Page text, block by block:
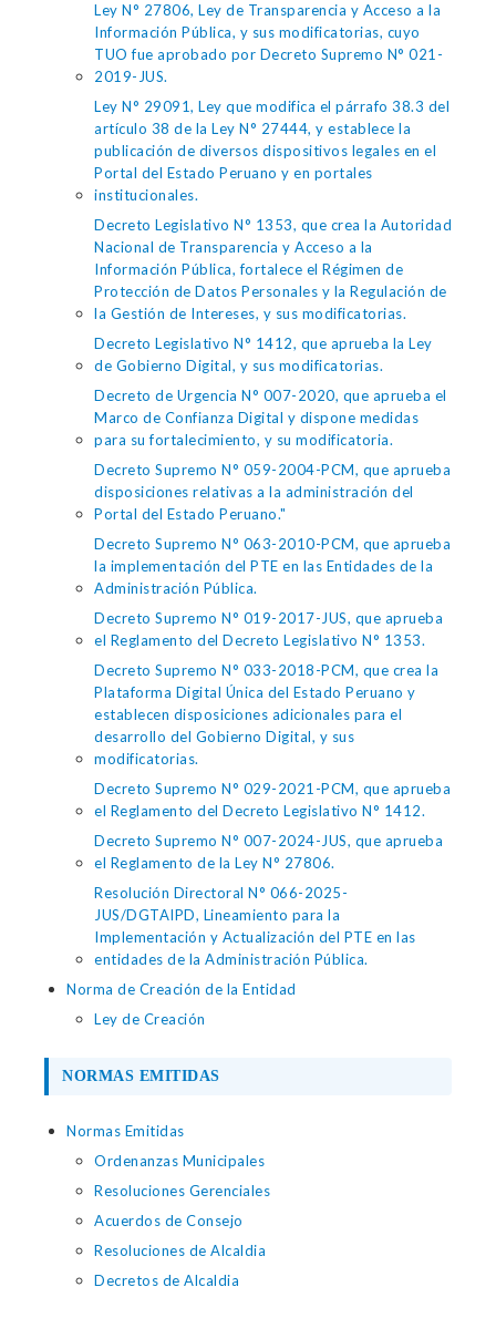
Ley N° 27806, Ley de Transparencia y Acceso a la
Información Pública, y sus modificatorias, cuyo
TUO fue aprobado por Decreto Supremo N° 021-
2019-JUS.
Ley N° 29091, Ley que modifica el párrafo 38.3 del
artículo 38 de la Ley N° 27444, y establece la
publicación de diversos dispositivos legales en el
Portal del Estado Peruano y en portales
institucionales.
Decreto Legislativo N° 1353, que crea la Autoridad
Nacional de Transparencia y Acceso a la
Información Pública, fortalece el Régimen de
Protección de Datos Personales y la Regulación de
la Gestión de Intereses, y sus modificatorias.
Decreto Legislativo N° 1412, que aprueba la Ley
de Gobierno Digital, y sus modificatorias.
Decreto de Urgencia N° 007-2020, que aprueba el
Marco de Confianza Digital y dispone medidas
para su fortalecimiento, y su modificatoria.
Decreto Supremo N° 059-2004-PCM, que aprueba
disposiciones relativas a la administración del
Portal del Estado Peruano."
Decreto Supremo N° 063-2010-PCM, que aprueba
la implementación del PTE en las Entidades de la
Administración Pública.
Decreto Supremo N° 019-2017-JUS, que aprueba
el Reglamento del Decreto Legislativo N° 1353.
Decreto Supremo N° 033-2018-PCM, que crea la
Plataforma Digital Única del Estado Peruano y
establecen disposiciones adicionales para el
desarrollo del Gobierno Digital, y sus
modificatorias.
Decreto Supremo N° 029-2021-PCM, que aprueba
el Reglamento del Decreto Legislativo N° 1412.
Decreto Supremo N° 007-2024-JUS, que aprueba
el Reglamento de la Ley N° 27806.
Resolución Directoral N° 066-2025-
JUS/DGTAIPD, Lineamiento para la
Implementación y Actualización del PTE en las
entidades de la Administración Pública.
Norma de Creación de la Entidad
Ley de Creación
NORMAS EMITIDAS
Normas Emitidas
Ordenanzas Municipales
Resoluciones Gerenciales
Acuerdos de Consejo
Resoluciones de Alcaldia
Decretos de Alcaldia